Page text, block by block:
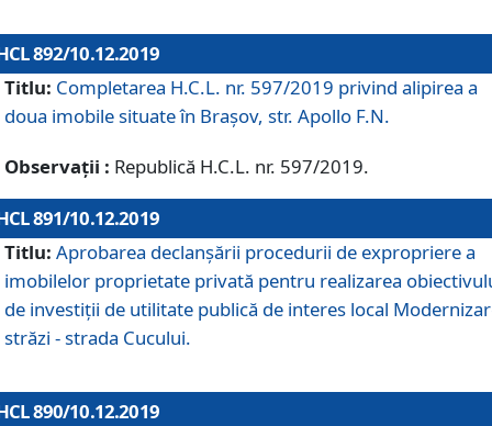
892/10.12.2019
Titlu: Completarea H.C.L. nr. 597/2019 privind alipirea a
doua imobile situate în Brașov, str. Apollo F.N.
Observații : Republică H.C.L. nr. 597/2019.
891/10.12.2019
Titlu: Aprobarea declanșării procedurii de expropriere a
imobilelor proprietate privată pentru realizarea
de investiții de utilitate publică de interes local
străzi - strada Cucului.
890/10.12.2019